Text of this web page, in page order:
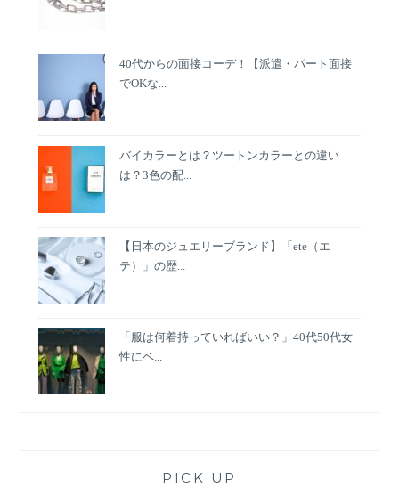
40代からの面接コーデ！【派遣・パート面接
でOKな...
バイカラーとは？ツートンカラーとの違い
は？3色の配...
【日本のジュエリーブランド】「ete（エ
テ）」の歴...
「服は何着持っていればいい？」40代50代女
性にベ...
PICK UP